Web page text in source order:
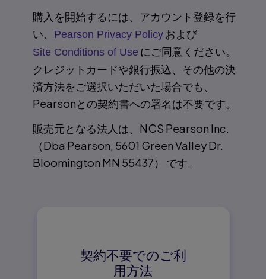
購入を開始するには、アカウント登録を行
い、
Pearson Privacy Policy および
Site Conditions of Use にご同意ください。
クレジットカードや銀行振込、その他の決
済方法をご選択いただいた場合でも、
Pearsonとの契約書への署名は不要です。
販売元となる法人は、NCS Pearson Inc.
（Dba Pearson, 5601 Green Valley Dr.
Bloomington MN 55437） です。
契約不要でのご利
用方法